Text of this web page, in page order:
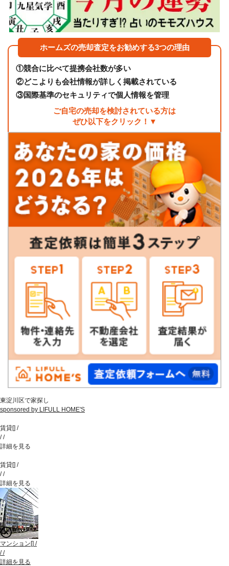
ホームズの売却査定をお勧めする3つの理由
①競合に比べて提携会社数が多い
②どこよりも会社情報が詳しく掲載されている
③国際基準のセキュリティで個人情報を管理
ご自宅の売却を検討されている方は
ぜひ以下をクリック！▼
東淀川区で家探し
sponsored by LIFULL HOME'S
賃貸[] /
//
詳細を見る
賃貸[] /
//
詳細を見る
マンション [] /
//
詳細を見る